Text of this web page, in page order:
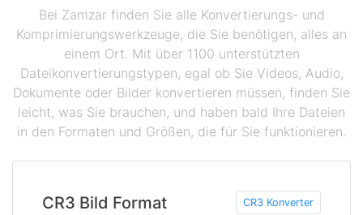
Bei Zamzar finden Sie alle Konvertierungs- und
Komprimierungswerkzeuge, die Sie benötigen, alles an
einem Ort. Mit über 1100 unterstützten
Dateikonvertierungstypen, egal ob Sie Videos, Audio,
Dokumente oder Bilder konvertieren müssen, finden Sie
leicht, was Sie brauchen, und haben bald Ihre Dateien
in den Formaten und Größen, die für Sie funktionieren.
CR3 Bild Format CR3 Konverter